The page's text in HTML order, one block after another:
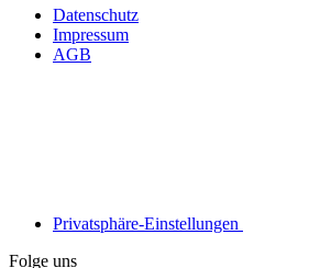
Datenschutz
Impressum
AGB
Privatsphäre-Einstellungen
Folge uns